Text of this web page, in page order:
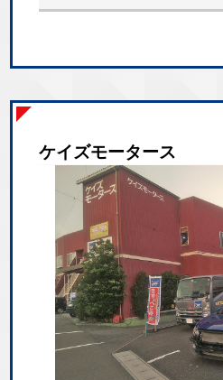
ケイズモータース